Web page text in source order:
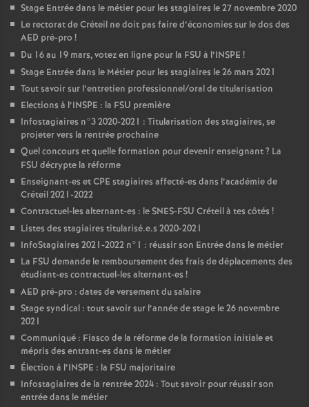
Stage Entrée dans le métier pour les stagiaires le 27 novembre 2020
Le rectorat de Créteil ne doit pas faire d’économies sur le dos des
AED pré-pro !
Du 16 au 19 mars, votez en ligne pour la FSU à l’INSPE !
Stage Entrée dans le Métier pour les stagiaires le 26 mars 2021
Tout savoir sur l’entretien professionnel/oral de titularisation
Elections à l’INSPE : la FSU première
Infostagiaires n°3 2020-2021 : Titularisation des stagiaires, se
projeter vers la rentrée prochaine
Quel concours et quelle formation pour devenir enseignant? La
FSU décrypte la réforme
Enseignant-es etCPE stagiaires affecté-es dans l’académie de
Créteil 2021-2022
Contractuel-les alternant-es : leSNES-FSU Créteil à tes côtés !
Listes des stagiaires titularisé.e.s 2020-2021
InfoStagiaires 2021-2022 n°1 : réussir son Entrée dans le métier
La FSU demande le remboursement des frais de déplacements des
étudiant-es contractuel-les alternant-es !
AED pré-pro : dates de versement du salaire
Stage syndical : tout savoir sur l’année de stage le 26 novembre
2021
Communiqué : Fiasco de la réforme de la formation initiale et
mépris des entrant-es dans le métier
Élection à l’INSPE : la FSU majoritaire
Infostagiaires de la rentrée 2024 : Tout savoir pour réussir son
entrée dans le métier